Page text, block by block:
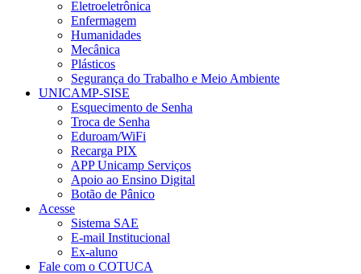
Eletroeletrônica
Enfermagem
Humanidades
Mecânica
Plásticos
Segurança do Trabalho e Meio Ambiente
UNICAMP-SISE
Esquecimento de Senha
Troca de Senha
Eduroam/WiFi
Recarga PIX
APP Unicamp Serviços
Apoio ao Ensino Digital
Botão de Pânico
Acesse
Sistema SAE
E-mail Institucional
Ex-aluno
Fale com o COTUCA